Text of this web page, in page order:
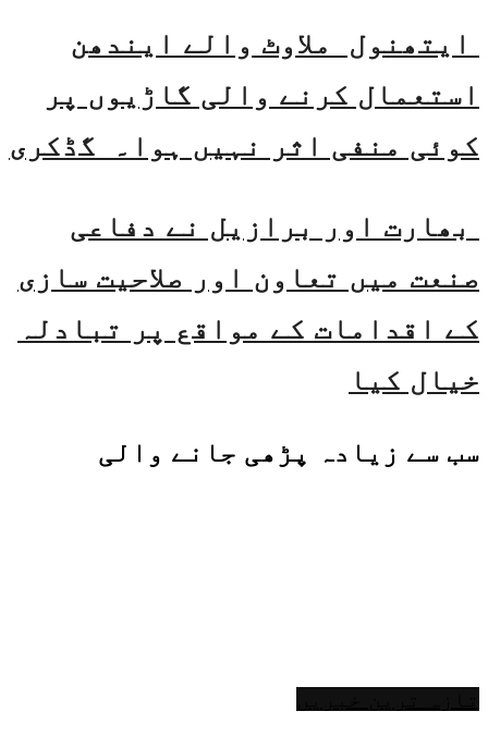
ایتھنول ملاوٹ والے ایندھن
استعمال کرنے والی گاڑیوں پر
کوئی منفی اثر نہیں ہوا۔ گڈکری
بھارت اور برازیل نے دفاعی
صنعت میں تعاون اور صلاحیت سازی
کے اقدامات کے مواقع پر تبادلہ
خیال کیا
سب سے زیادہ پڑھی جانے والی